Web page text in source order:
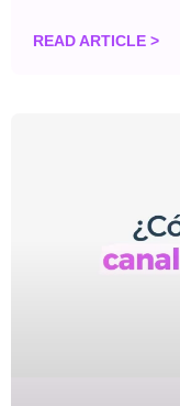
READ ARTICLE >